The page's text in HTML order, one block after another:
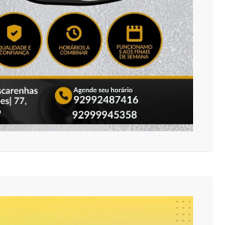
– ‘VAMOS MOSTRAR NOSSA FORÇA’, DIZ
OVACIONADO EM FESTA POPULAR
DE SAÚDE DA PREFEITURA OFERTAM
19 NESTA SEMANA EM MANAUS
PAGAMENTO DE INDENIZAÇÕES DO ANEL
VIÁRIO LESTE